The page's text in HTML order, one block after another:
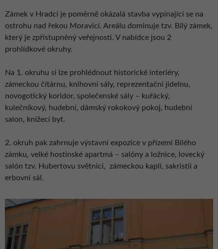
Zámek v Hradci je poměrně okázalá stavba vypínající se na
ostrohu nad řekou Moravicí. Areálu dominuje tzv. Bílý zámek,
který je zpřístupněný veřejnosti. V nabídce jsou 2
prohlídkové okruhy.
Na 1. okruhu si lze prohlédnout historické interiéry,
zámeckou čítárnu, knihovní sály, reprezentační jídelnu,
novogotický koridor, společenské sály – kuřácký,
kulečníkový, hudební, dámský rokokový pokoj, hudební
salon, knížecí byt.
2. okruh pak zahrnuje výstavní expozice v přízemí Bílého
zámku, velké hostinské apartmá – salóny a ložnice, lovecký
salón tzv. Hubertovu světnici, zámeckou kapli, sakristii a
erbovní sál.